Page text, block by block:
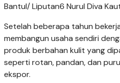
Bantul/ Liputan6 Nurul Diva
Setelah beberapa tahun
membangun usaha sendiri
produk berbahan kulit yang
seperti rotan, pandan, dan
ekspor.